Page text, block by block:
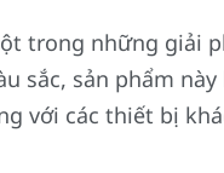
trong những giải
sắc, sản phẩm
với các thiết bị